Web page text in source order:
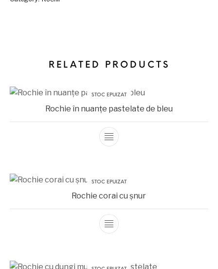
RELATED PRODUCTS
STOC EPUIZAT
Rochie în nuanțe pastelate de bleu
STOC EPUIZAT
Rochie corai cu șnur